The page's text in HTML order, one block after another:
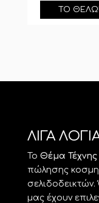
ΤΟ ΘΈΛΩ!
ΛΙΓΑ
Το Θέμα Τέχνης
πώλησης
μας έχουν